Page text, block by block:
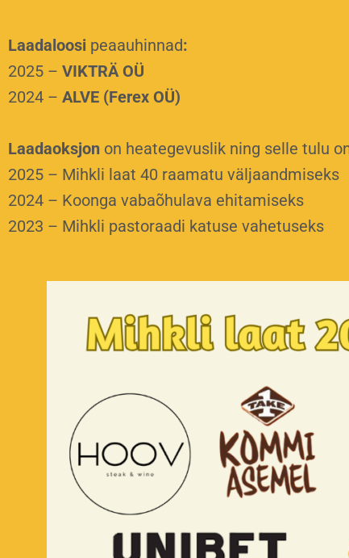
Laadaloosi peaauhinnad:
2025 – VIKTRÄ OÜ
2024 – ALVE (Ferex OÜ)
Laadaoksjon on heategevuslik ning selle tulu
2025 – Mihkli laat 40 raamatu väljaandmiseks
2024 – Koonga vabaõhulava ehitamiseks
2023 – Mihkli pastoraadi katuse vahetuseks